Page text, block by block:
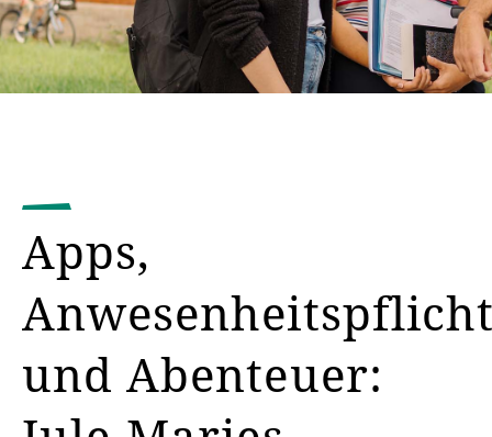
Apps,
und Abenteuer: